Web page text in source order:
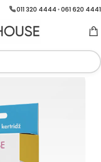
011 320 4444 •061 620 4441